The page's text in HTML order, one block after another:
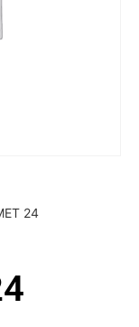
24